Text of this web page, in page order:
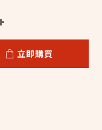
立即購買